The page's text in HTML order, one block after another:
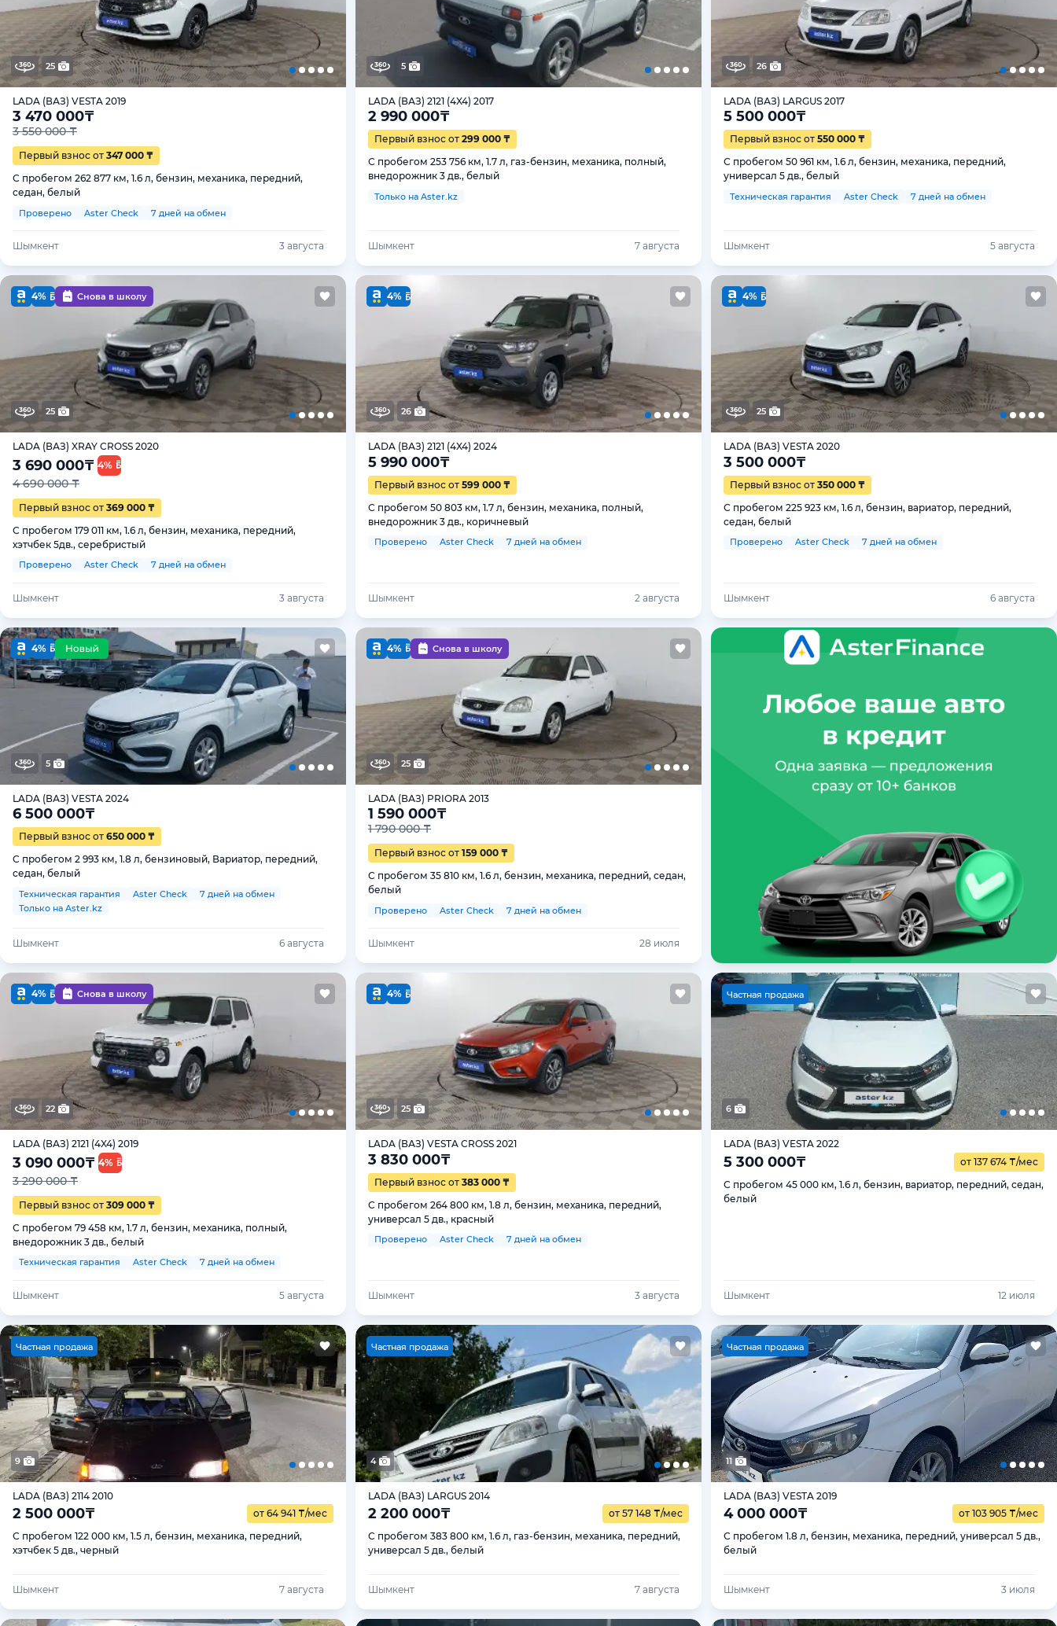
25
LADA (ВАЗ) VESTA 2019
3 470 000₸
3 550 000 ₸
Первый взнос от 347 000 ₸
С пробегом 262 877 км, 1.6 л, бензин, механика, передний,
седан, белый
Проверено Aster Check 7 дней на обмен
Шымкент 3 августа
5
LADA (ВАЗ) 2121 (4X4) 2017
2 990 000₸
Первый взнос от 299 000 ₸
С пробегом 253 756 км, 1.7 л, газ-бензин, механика, полный,
внедорожник 3 дв., белый
Только на Aster.kz
Шымкент 7 августа
26
LADA (ВАЗ) LARGUS 2017
5 500 000₸
Первый взнос от 550 000 ₸
С пробегом 50 961 км, 1.6 л, бензин, механика, передний,
универсал 5 дв., белый
Техническая гарантия Aster Check 7 дней на обмен
Шымкент 5 августа
4% Снова в школу
25
LADA (ВАЗ) XRAY CROSS 2020
3 690 000₸ 4%
4 690 000 ₸
Первый взнос от 369 000 ₸
С пробегом 179 011 км, 1.6 л, бензин, механика, передний,
хэтчбек 5дв., серебристый
Проверено Aster Check 7 дней на обмен
Шымкент 3 августа
4%
26
LADA (ВАЗ) 2121 (4X4) 2024
5 990 000₸
Первый взнос от 599 000 ₸
С пробегом 50 803 км, 1.7 л, бензин, механика, полный,
внедорожник 3 дв., коричневый
Проверено Aster Check 7 дней на обмен
Шымкент 2 августа
4%
25
LADA (ВАЗ) VESTA 2020
3 500 000₸
Первый взнос от 350 000 ₸
С пробегом 225 923 км, 1.6 л, бензин, вариатор, передний,
седан, белый
Проверено Aster Check 7 дней на обмен
Шымкент 6 августа
4%
5
LADA (ВАЗ) VESTA 2024
6 500 000₸
Первый взнос от 650 000 ₸
С пробегом 2 993 км, 1.8 л, бензиновый, Вариатор, передний,
седан, белый
Техническая гарантия Aster Check
7 дней на обмен
Только на Aster.kz
Шымкент 6 августа
4% Снова в школу
25
LADA (ВАЗ) PRIORA 2013
1 590 000₸
1 790 000 ₸
Первый взнос от 159 000 ₸
С пробегом 35 810 км, 1.6 л, бензин, механика, передний, седан,
белый
Проверено Aster Check 7 дней на обмен
Шымкент 28 июля
4% Снова в школу
22
LADA (ВАЗ) 2121 (4X4) 2019
3 090 000₸ 4%
3 290 000 ₸
Первый взнос от 309 000 ₸
С пробегом 79 458 км, 1.7 л, бензин, механика, полный,
внедорожник 3 дв., белый
Техническая гарантия Aster Check 7 дней на обмен
Шымкент 5 августа
4%
25
LADA (ВАЗ) VESTA CROSS 2021
3 830 000₸
Первый взнос от 383 000 ₸
С пробегом 264 800 км, 1.8 л, бензин, механика, передний,
универсал 5 дв., красный
Проверено Aster Check 7 дней на обмен
Шымкент 3 августа
Частная продажа
6
LADA (ВАЗ) VESTA 2022
5 300 000₸ от 137 674 ₸/мес
С пробегом 45 000 км, 1.6 л, бензин, вариатор, передний, седан,
белый
Шымкент 12 июля
Частная продажа
9
LADA (ВАЗ) 2114 2010
2 500 000₸ от 64 941 ₸/мес
С пробегом 122 000 км, 1.5 л, бензин, механика, передний,
хэтчбек 5 дв., черный
Шымкент 7 августа
Частная продажа
4
LADA (ВАЗ) LARGUS 2014
2 200 000₸ от 57 148 ₸/мес
С пробегом 383 800 км, 1.6 л, газ-бензин, механика, передний,
универсал 5 дв., белый
Шымкент 7 августа
Частная продажа
11
LADA (ВАЗ) VESTA 2019
4 000 000₸ от 103 905 ₸/мес
С пробегом 1.8 л, бензин, механика, передний, универсал 5 дв.,
белый
Шымкент 3 июля